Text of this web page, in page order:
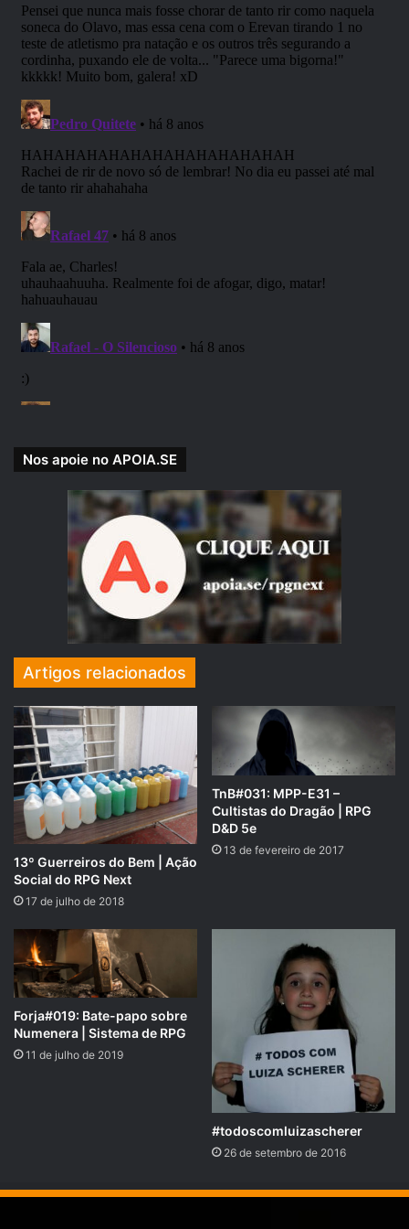
“Parabéns pelo cast.”; “RPG Next de volta a todo
vapor!”; “imagino que deve ser muito trabalhoso
“Adorei a nova temporada, agora com mais
personagens e mais tempo de aventura para nós
conhecermos melhor cada personagem.”
– Gustavo PL (ouvinte) –
RPG e simpatizante dessa cultura. Narrador e
jogadores de parabéns pelo trabalho.
– Mugiwarajoe (ouvinte) –
“Um amigo me recomendou os podcasts do
jovem nerd a respeito de rpg, bem não
desmerecendo o trabalho deles pois tbm adoro
os casts deles , mais em relação a rpg vocês são
sem duvidas os melhores , melhores
interpretações, é melhor edição de áudio,
continuem com esse trabalho excepcional.”
– Heitor Reis (ouvinte) –
Calendário da Costa da Espada, no Reino de Faerûn, no mundo de
Toril:
19/7/1491
Décimo nono dia do sétimo mês – Flamerule(Summertide –
Nos apoie no APOIA.SE
Artigos relacionados
13º Guerreiros do Bem | Ação
Social do RPG Next
17 de julho de 2018
TnB#031: MPP-E31 –
Cultistas do Dragão | RPG
D&D 5e
13 de fevereiro de 2017
Forja#019: Bate-papo sobre
Numenera | Sistema de RPG
11 de julho de 2019
‪#‎todoscomluizascherer‬
26 de setembro de 2016